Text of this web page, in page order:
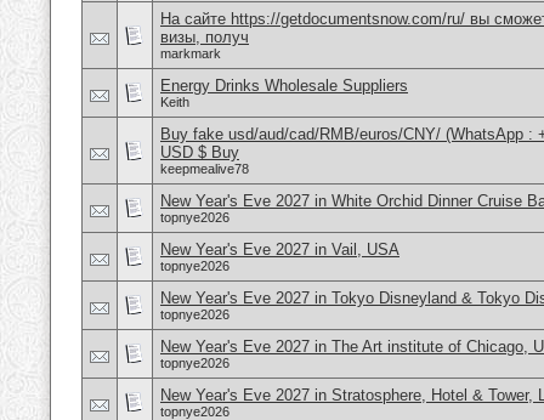
На сайте https://getdocumentsnow.com/ru/ вы
визы, получ
markmark
Energy Drinks Wholesale Suppliers
Keith
Buy fake usd/aud/cad/RMB/euros/CNY/ (WhatsApp :
USD $ Buy
keepmealive78
New Year's Eve 2027 in White Orchid Dinner Cruise
topnye2026
New Year's Eve 2027 in Vail, USA
topnye2026
New Year's Eve 2027 in Tokyo Disneyland & Tokyo
topnye2026
New Year's Eve 2027 in The Art institute of Chicago,
topnye2026
New Year's Eve 2027 in Stratosphere, Hotel & Tower,
topnye2026